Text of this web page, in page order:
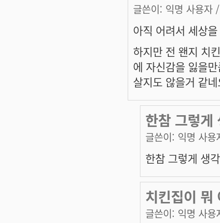
글쓴이: 익명 사용자
아직 어려서 세상
하지만 전 왠지 치
에 자신감을 잃을
살지도 않을거 같
한참 그렇게
글쓴이: 익명 사용
한참 그렇게 생
치킨집이 뭐
글쓴이: 익명 사용